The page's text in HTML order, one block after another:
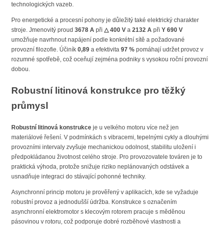
technologických vazeb.
Pro energetické a procesní pohony je důležitý také elektrický charakter
stroje. Jmenovitý proud 3678 A při △ 400 V a 2132 A při Y 690 V
umožňuje navrhnout napájení podle konkrétní sítě a požadované
provozní filozofie. Účiník 0,89 a efektivita 97 % pomáhají udržet provoz v
rozumné spotřebě, což oceňují zejména podniky s vysokou roční provozní
dobou.
Robustní litinová konstrukce pro těžký
průmysl
Robustní litinová konstrukce je u velkého motoru více než jen
materiálové řešení. V podmínkách s vibracemi, tepelnými cykly a dlouhými
provozními intervaly zvyšuje mechanickou odolnost, stabilitu uložení i
předpokládanou životnost celého stroje. Pro provozovatele továren je to
praktická výhoda, protože snižuje riziko neplánovaných odstávek a
usnadňuje integraci do stávající pohonné techniky.
Asynchronní princip motoru je prověřený v aplikacích, kde se vyžaduje
robustní provoz a jednodušší údržba. Konstrukce s označením
asynchronní elektromotor s klecovým rotorem pracuje s měděnou
pásovinou v rotoru, což podporuje dobré rozběhové vlastnosti a